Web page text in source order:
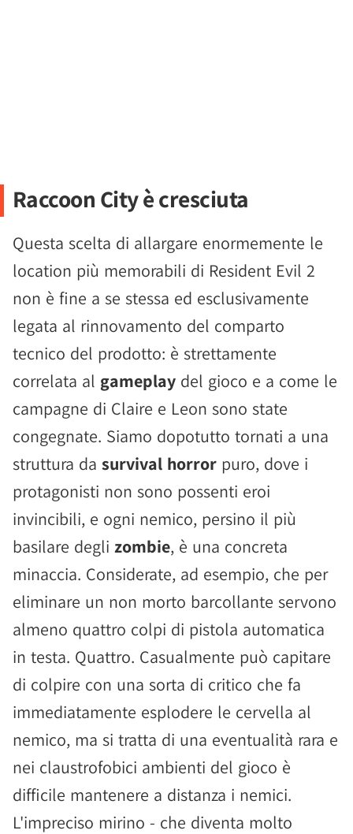
Raccoon City è cresciuta
Questa scelta di allargare enormemente le
location più memorabili di Resident Evil 2
non è fine a se stessa ed esclusivamente
legata al rinnovamento del comparto
tecnico del prodotto: è strettamente
correlata al gameplay del gioco e a come le
campagne di Claire e Leon sono state
congegnate. Siamo dopotutto tornati a una
struttura da survival horror puro, dove i
protagonisti non sono possenti eroi
invincibili, e ogni nemico, persino il più
basilare degli zombie, è una concreta
minaccia. Considerate, ad esempio, che per
eliminare un non morto barcollante servono
almeno quattro colpi di pistola automatica
in testa. Quattro. Casualmente può capitare
di colpire con una sorta di critico che fa
immediatamente esplodere le cervella al
nemico, ma si tratta di una eventualità rara e
nei claustrofobici ambienti del gioco è
difficile mantenere a distanza i nemici.
L'impreciso mirino - che diventa molto